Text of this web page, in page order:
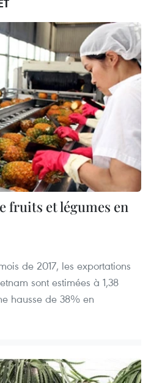
fruits et légumes en
de 2017, les exportations
sont estimées à 1,38
hausse de 38% en